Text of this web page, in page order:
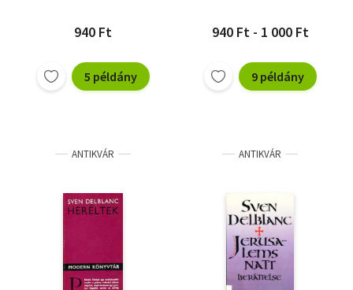
940 Ft
5 példány
940 Ft - 1 000 Ft
9 példány
ANTIKVÁR ANTIKVÁR